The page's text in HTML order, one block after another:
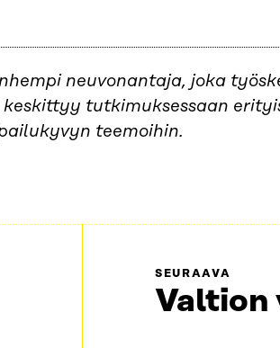
neuvonantaja, joka
tutkimuksessaan
teemoihin.
SEURAAVA
Valtion